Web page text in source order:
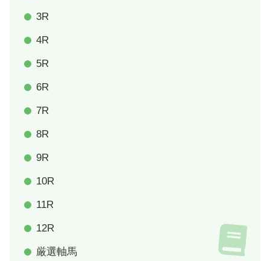
3R
4R
5R
6R
7R
8R
9R
10R
11R
12R
厳選軸馬